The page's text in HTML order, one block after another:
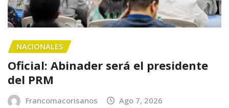
NACIONALES
Oficial: Abinader será el presidente
del PRM
Francomacorisanos Ago 7, 2026